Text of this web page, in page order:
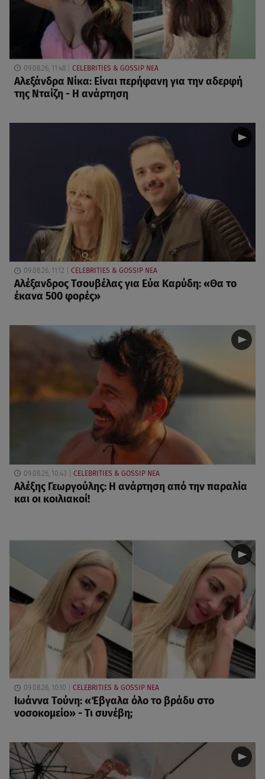
09.08.26, 11:48 CELEBRITIES & GOSSIP ΝΕΑ
Αλεξάνδρα Νίκα: Είναι περήφανη για την αδερφή
της Νταίζη - Η ανάρτηση
09.08.26, 11:12 CELEBRITIES & GOSSIP ΝΕΑ
Αλέξανδρος Τσουβέλας για Εύα Καρύδη: «Θα το
έκανα 500 φορές»
09.08.26, 10:43 CELEBRITIES & GOSSIP ΝΕΑ
Αλέξης Γεωργούλης: Η ανάρτηση από την παραλία
και οι κοιλιακοί!
09.08.26, 10:10 CELEBRITIES & GOSSIP ΝΕΑ
Ιωάννα Τούνη: «Έβγαλα όλο το βράδυ στο
νοσοκομείο» - Τι συνέβη;